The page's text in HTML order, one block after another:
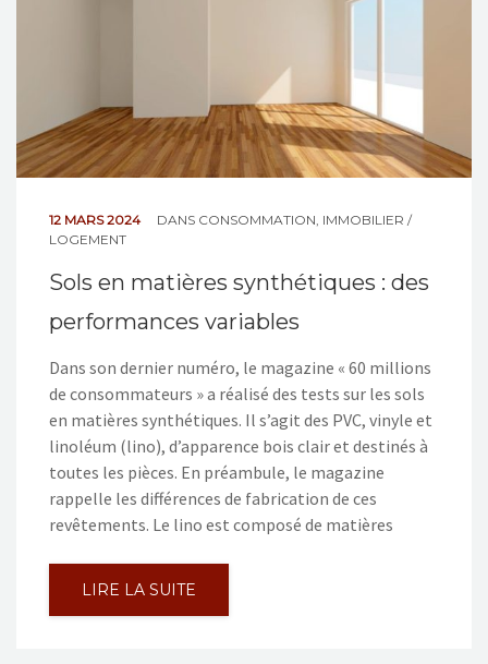
12 MARS 2024 DANS CONSOMMATION IMMOBILIER /
LOGEMENT
Sols en matières synthétiques : des
performances variables
Dans son dernier numéro, le magazine « 60 millions
de consommateurs » a réalisé des tests sur les sols
en matières synthétiques. Il s’agit des PVC, vinyle et
linoléum (lino), d’apparence bois clair et destinés à
toutes les pièces. En préambule, le magazine
rappelle les différences de fabrication de ces
revêtements. Le lino est composé de matières
LIRE LA SUITE